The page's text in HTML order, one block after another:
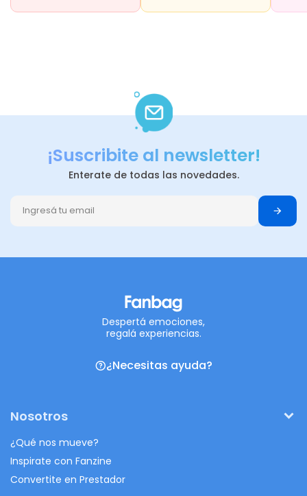
¡Suscribite al newsletter!
Enterate de todas las novedades.
Despertá emociones,
regalá experiencias.
¿Necesitas ayuda?
Nosotros
¿Qué nos mueve?
Inspirate con Fanzine
Convertite en Prestador